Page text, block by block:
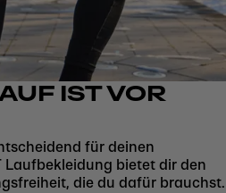
IST VOR
für deinen
Laufbekleidung bietet dir den
die du dafür brauchst.